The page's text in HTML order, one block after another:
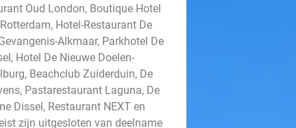
Oud London, Boutique Hotel
Hotel-Restaurant De
Alkmaar, Parkhotel De
Hotel De Nieuwe Doelen-
Beachclub Zuiderduin, De
Pastarestaurant Laguna, De
Dissel, Restaurant NEXT en
zijn uitgesloten van deelname